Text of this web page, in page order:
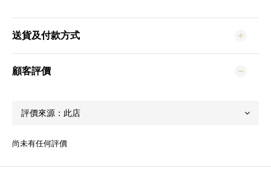
送貨及付款方式
顧客評價
尚未有任何評價